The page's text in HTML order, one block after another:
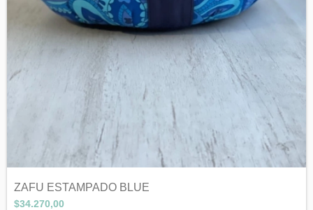
ZAFU ESTAMPADO BLUE
$34.270,00